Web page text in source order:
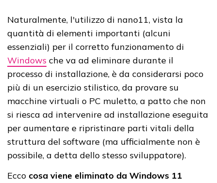
Naturalmente, l'utilizzo di nano11, vista la
quantità di elementi importanti (alcuni
essenziali) per il corretto funzionamento di
Windows che va ad eliminare durante il
processo di installazione, è da considerarsi poco
più di un esercizio stilistico, da provare su
macchine virtuali o PC muletto, a patto che non
si riesca ad intervenire ad installazione eseguita
per aumentare e ripristinare parti vitali della
struttura del software (ma ufficialmente non è
possibile, a detta dello stesso sviluppatore).
Ecco cosa viene eliminato da Windows 11